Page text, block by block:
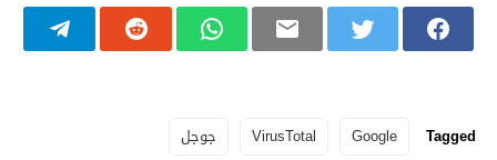
Tagged
Google
VirusTotal
جوجل